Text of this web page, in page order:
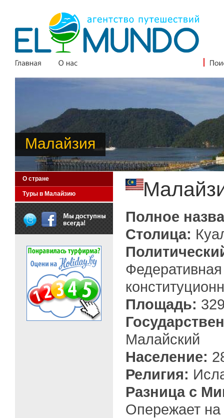
Малайзия
О стране
Туры в Малайзию
Полное
Столица:
Площадь:
Малайский
Население:
Религия:
Разница с
Опережает на